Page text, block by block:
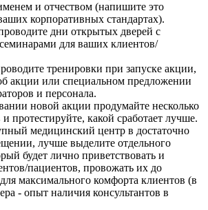
и отчеством (напишите это
корпоративных стандартах).
дни открытых дверей с
для ваших клиентов/
тренировки при запуске акции,
акции или специальном предложении
и персонала.
новой акции продумайте несколько
протестируйте, какой сработает лучше.
медицинский центр в достаточно
лучше выделите отдельного
будет лично приветствовать и
пациентов, провожать их до
максимального комфорта клиентов (в
- опыт наличия консультантов в